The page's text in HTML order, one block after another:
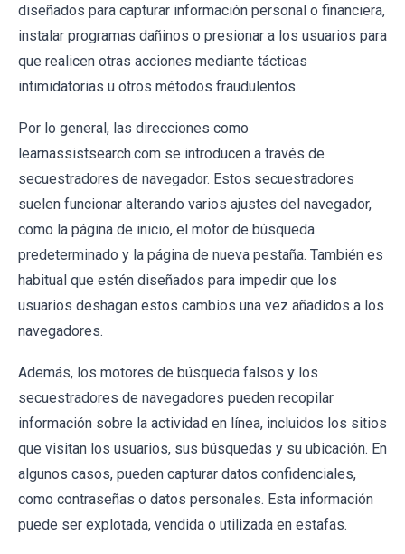
diseñados para capturar información personal o financiera,
instalar programas dañinos o presionar a los usuarios para
que realicen otras acciones mediante tácticas
intimidatorias u otros métodos fraudulentos.
Por lo general, las direcciones como
learnassistsearch.com se introducen a través de
secuestradores de navegador. Estos secuestradores
suelen funcionar alterando varios ajustes del navegador,
como la página de inicio, el motor de búsqueda
predeterminado y la página de nueva pestaña. También es
habitual que estén diseñados para impedir que los
usuarios deshagan estos cambios una vez añadidos a los
navegadores.
Además, los motores de búsqueda falsos y los
secuestradores de navegadores pueden recopilar
información sobre la actividad en línea, incluidos los sitios
que visitan los usuarios, sus búsquedas y su ubicación. En
algunos casos, pueden capturar datos confidenciales,
como contraseñas o datos personales. Esta información
puede ser explotada, vendida o utilizada en estafas.